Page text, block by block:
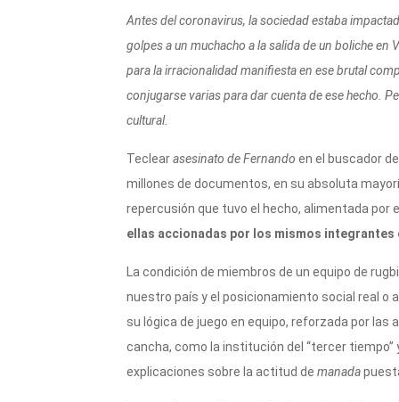
p o
k
r
Antes del coronavirus, la sociedad estaba
golpes a un muchacho a la salida de un boliche
para la irracionalidad manifiesta en ese brutal
conjugarse varias para dar cuenta de ese hecho.
cultural.
Teclearasesinato de Fernando en el buscador
millones de documentos, en su absoluta
repercusión que tuvo el hecho, alimentada por
ellas accionadas por los mismos integrantes
La condición de miembros de un equipo de
nuestro país y el posicionamiento social real
su lógica de juego en equipo, reforzada por
cancha, como la institución del “tercer
explicaciones sobre la actitud de manada